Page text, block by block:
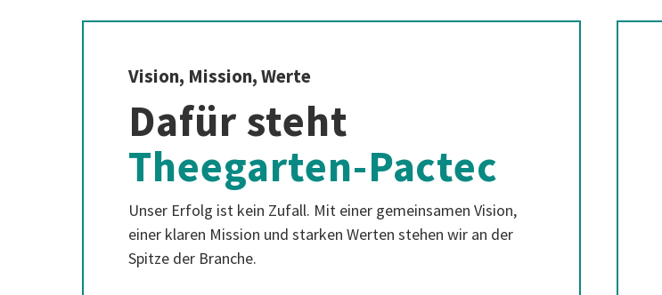
Vision, Mission, Werte
Dafür steht
Theegarten-Pactec
Unser Erfolg ist kein Zufall. Mit einer gemeinsamen Vision,
einer klaren Mission und starken Werten stehen wir an der
Spitze der Branche.